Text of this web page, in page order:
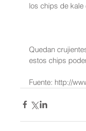
los chips de kale
Quedan
estos chips
Fuente: http://